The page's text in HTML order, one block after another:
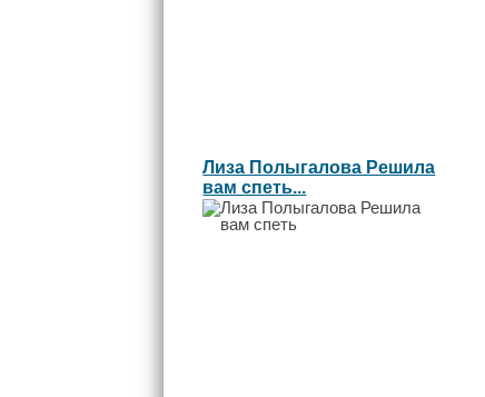
Лиза Полыгалова Решила
вам спеть...